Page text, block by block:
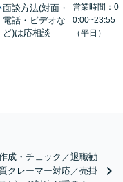
面談方法(対面・
電話・ビデオな
ど)は応相談
営業時間：0
0:00~23:55
（平日）
成・チェック／退職勧
クレーマー対応／売掛